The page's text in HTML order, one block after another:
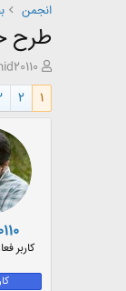
انجمن
طرح
ش
ر
ع
ض
ع
1
2
کاربر